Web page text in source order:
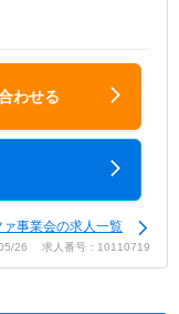
わせる
事業会の求人一覧
26 求人番号：10110719